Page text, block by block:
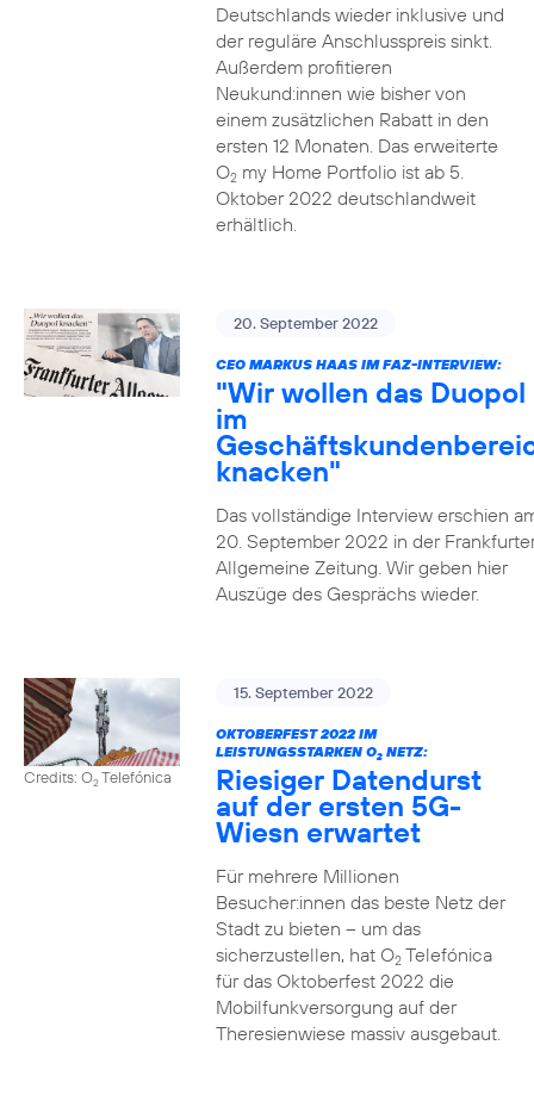
Deutschlands wieder inklusive und
der reguläre Anschlusspreis sinkt.
Außerdem profitieren
Neukund:innen wie bisher von
einem zusätzlichen Rabatt in den
ersten 12 Monaten. Das erweiterte
O2my Home Portfolio ist ab 5.
Oktober 2022 deutschlandweit
erhältlich.
20. September 2022
CEO MARKUS HAAS IM FAZ-INTERVIEW:
"Wir wollen das Duopol
im
knacken"
Das vollständige Interview erschien
20. September 2022 in der
Allgemeine Zeitung. Wir geben hier
Auszüge des Gesprächs wieder.
Credits: O2Telefónica
15. September 2022
OKTOBERFEST 2022 IM
LEISTUNGSSTARKEN O2NETZ:
Riesiger Datendurst
auf der ersten 5G-
Wiesn erwartet
Für mehrere Millionen
Besucher:innen das beste Netz der
Stadt zu bieten – um das
sicherzustellen, hat O2Telefónica
für das Oktoberfest 2022 die
Mobilfunkversorgung auf der
Theresienwiese massiv ausgebaut.